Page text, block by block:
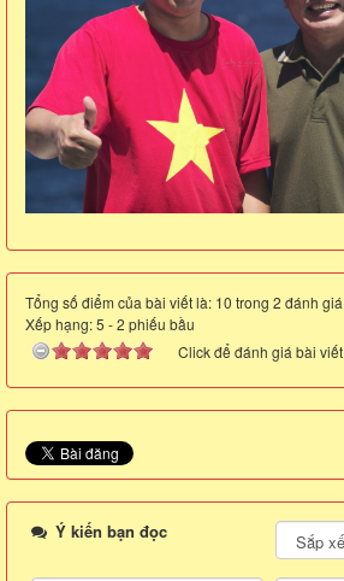
Tổng số điểm của bài viết là: 10 trong 2 đánh giá
Xếp hạng:5 -2 phiếu bầu
Click để đánh giá bài viết
Ý kiến bạn đọc